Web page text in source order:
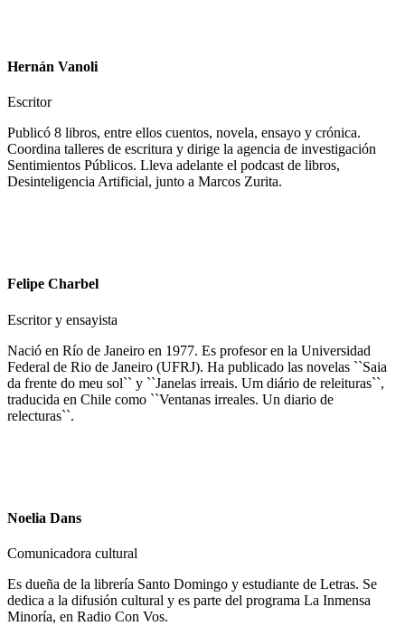
Hernán Vanoli
Escritor
Publicó 8 libros, entre ellos cuentos, novela, ensayo y crónica.
Coordina talleres de escritura y dirige la agencia de investigación
Sentimientos Públicos. Lleva adelante el podcast de libros,
Desinteligencia Artificial, junto a Marcos Zurita.
Felipe Charbel
Escritor y ensayista
Nació en Río de Janeiro en 1977. Es profesor en la Universidad
Federal de Rio de Janeiro (UFRJ). Ha publicado las novelas ``Saia
da frente do meu sol`` y ``Janelas irreais. Um diário de releituras``,
traducida en Chile como ``Ventanas irreales. Un diario de
relecturas``.
Noelia Dans
Comunicadora cultural
Es dueña de la librería Santo Domingo y estudiante de Letras. Se
dedica a la difusión cultural y es parte del programa La Inmensa
Minoría, en Radio Con Vos.